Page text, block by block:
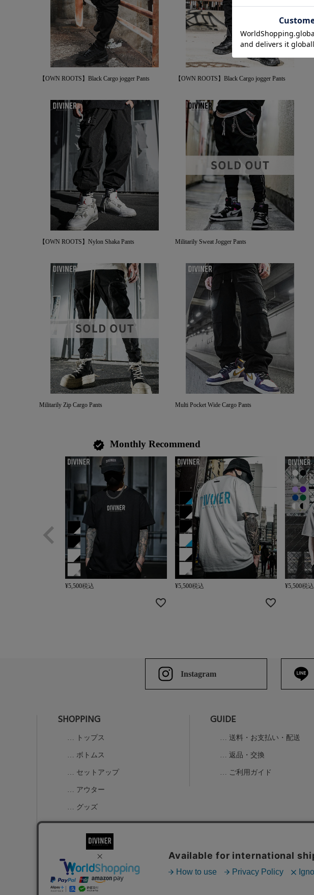
【OWN ROOTS】Black Cargo jogger Pants 【OWN ROOTS】Black Cargo jogger Pants
【OWN ROOTS】Nylon Shaka Pants Militarily Sweat Jogger Pants
Militarily Zip Cargo Pants Multi Pocket Wide Cargo Pants
verified Monthly Recommend
¥5,500税込 ¥5,500税込 ¥5,500税込
Instagram
SHOPPING
トップス
ボトムス
セットアップ
アウター
グッズ
K-1コラボアイテム
ALL
GUIDE
送料・お支払い・配送
返品・交換
ご利用ガイド
お問い合わせ 特定商取引法に基づく表示